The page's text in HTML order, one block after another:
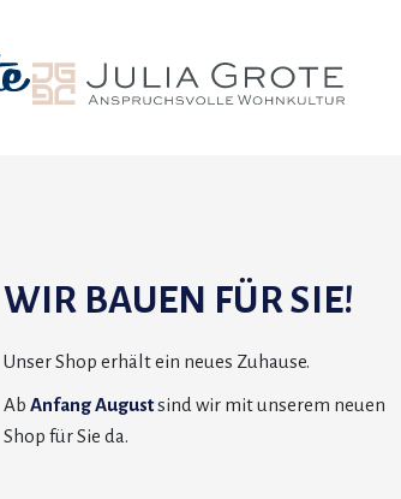
WIR BAUEN FÜR SIE!
Unser Shop erhält ein neues Zuhause.
Ab Anfang Augustsind wir mit unserem neuen
Shop für Sie da.